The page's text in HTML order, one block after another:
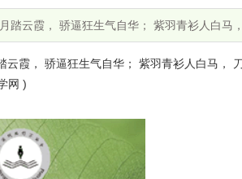
月踏云霞， 骄逼狂生气自华； 紫羽青衫人白马
云霞， 骄逼狂生气自华； 紫羽青衫人白马，
网 )